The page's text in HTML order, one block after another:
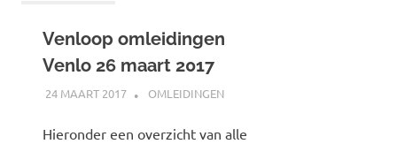
Venloop omleidingen
Venlo 26 maart 2017
24 MAART 2017 JOHAN
OMLEIDINGEN
Hieronder een overzicht van alle